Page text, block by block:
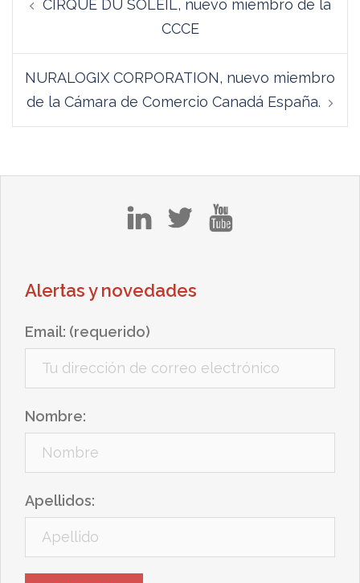
de CIRQUE DU SOLEIL, nuevo miembro de la
CCCE
NURALOGIX CORPORATION, nuevo miembro
de la Cámara de Comercio Canadá España.
Alertas y novedades
Email: (requerido)
Nombre:
Apellidos: